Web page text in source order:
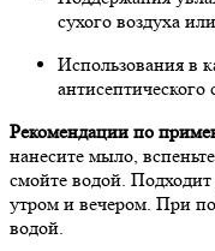
сухого воздуха
Использования в
антисептического
Рекомендации по
нанесите мыло,
смойте водой.
утром и вечером. При
водой.